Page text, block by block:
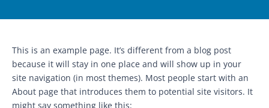
This is an example page. It’s different from a blog post
because it will stay in one place and will show up in your
site navigation (in most themes). Most people start with an
About page that introduces them to potential site visitors. It
might say something like this: